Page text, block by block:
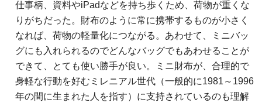
仕事柄、資料やiPadなどを持ち歩くため、荷物が重くな
りがちだった。財布のように常に携帯するものが小さく
なれば、荷物の軽量化につながる。あわせて、ミニバッ
グにも入れられるのでどんなバッグでもあわせることが
できて、とても使い勝手が良い。ミニ財布が、合理的で
身軽な行動を好むミレニアル世代（一般的に1981～1996
年の間に生まれた人を指す）に支持されているのも理解